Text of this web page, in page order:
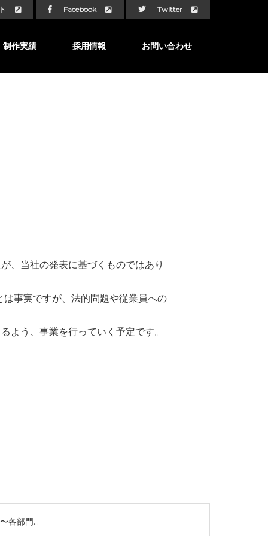
Facebook Twitter
制作実績 採用情報 お問い合わせ
、当社の発表に基づくものではあり
事実ですが、法的問題や従業員への
よう、事業を行っていく予定です。
各部門…